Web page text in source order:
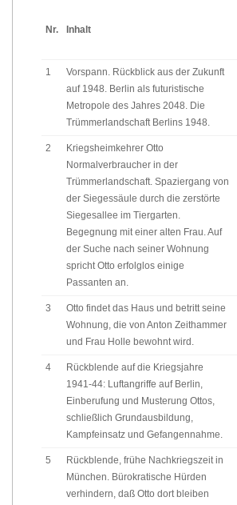
Nr. Inhalt
1
Vorspann. Rückblick aus der Zukunft
auf 1948. Berlin als futuristische
Metropole des Jahres 2048. Die
Trümmerlandschaft Berlins 1948.
2
Kriegsheimkehrer Otto
Normalverbraucher in der
Trümmerlandschaft. Spaziergang von
der Siegessäule durch die zerstörte
Siegesallee im Tiergarten.
Begegnung mit einer alten Frau. Auf
der Suche nach seiner Wohnung
spricht Otto erfolglos einige
Passanten an.
3
Otto findet das Haus und betritt seine
Wohnung, die von Anton Zeithammer
und Frau Holle bewohnt wird.
4
Rückblende auf die Kriegsjahre
1941-44: Luftangriffe auf Berlin,
Einberufung und Musterung Ottos,
schließlich Grundausbildung,
Kampfeinsatz und Gefangennahme.
5
Rückblende, frühe Nachkriegszeit in
München. Bürokratische Hürden
verhindern, daß Otto dort bleiben